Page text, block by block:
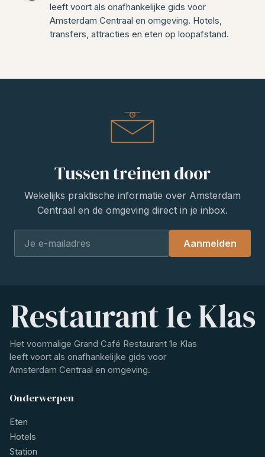
leeft voort als onafhankelijke gids voor
Amsterdam Centraal en omgeving. Hotels,
transfers, attracties en eten op loopafstand.
Tussen treinen door
Wekelijks praktische informatie over Amsterdam
Centraal en de omgeving direct in je inbox.
Aanmelden
Het voormalige Grand Café Restaurant 1e Klas
leeft voort als onafhankelijke gids voor
Amsterdam Centraal en omgeving.
Onderwerpen
Eten
Hotels
Station